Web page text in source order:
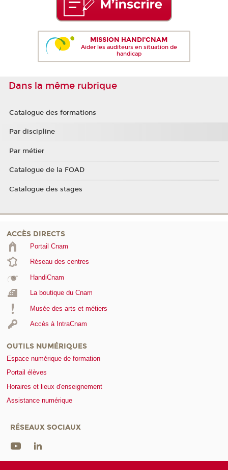
MISSION HANDI'CNAM
Aider les auditeurs en situation de
handicap
Dans la même rubrique
Catalogue des formations
Par discipline
Par métier
Catalogue de la FOAD
Catalogue des stages
ACCÈS DIRECTS
Portail Cnam
Réseau des centres
HandiCnam
La boutique du Cnam
Musée des arts et métiers
Accès à IntraCnam
OUTILS NUMÉRIQUES
Espace numérique de formation
Portail élèves
Horaires et lieux d'enseignement
Assistance numérique
RÉSEAUX SOCIAUX